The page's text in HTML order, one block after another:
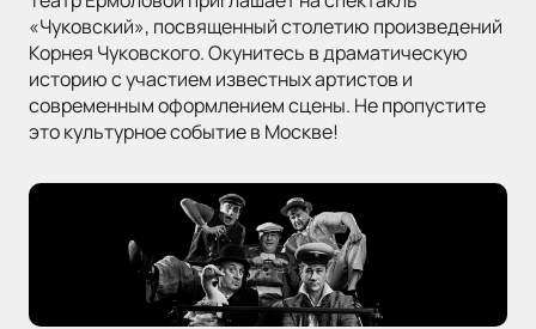
«Чуковский», посвященный столетию произведений
Корнея Чуковского. Окунитесь в драматическую
историю с участием известных артистов и
современным оформлением сцены. Не пропустите
это культурное событие в Москве!